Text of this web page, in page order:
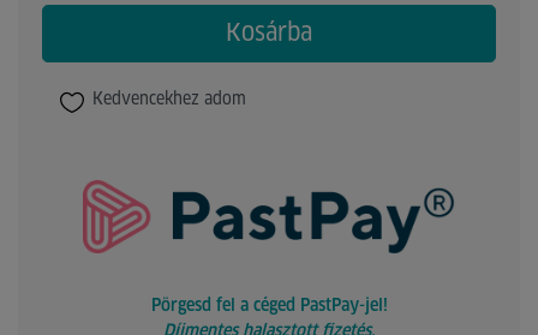
Kosárba
Kedvencekhez adom
Pörgesd fel a céged PastPay-jel!
Díjmentes halasztott fizetés.